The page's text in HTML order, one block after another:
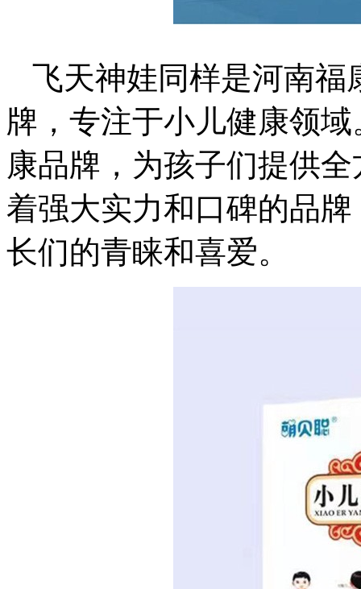
飞天神娃同样是河南福
牌，专注于小儿健康领
康品牌，为孩子们提供
着强大实力和口碑的品
长们的青睐和喜爱。